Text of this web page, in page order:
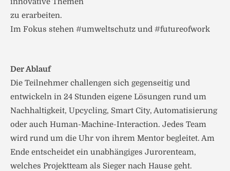
zu erarbeiten.
Im Fokus stehen #umweltschutz und #futureofwork
Der Ablauf
Die Teilnehmer challengen sich gegenseitig und
entwickeln in 24 Stunden eigene Lösungen rund um
Nachhaltigkeit, Upcycling, Smart City, Automatisierung
oder auch Human-Machine-Interaction. Jedes Team
wird rund um die Uhr von ihrem Mentor begleitet. Am
Ende entscheidet ein unabhängiges Jurorenteam,
welches Projektteam als Sieger nach Hause geht.